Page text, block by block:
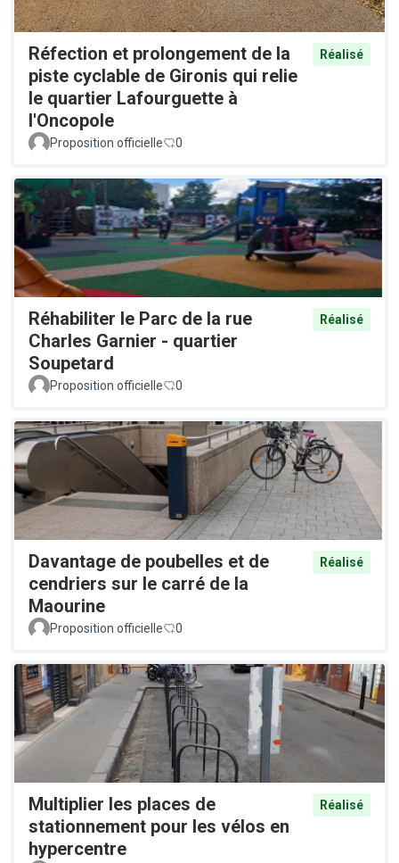
Réfection et prolongement de la
piste cyclable de Gironis qui relie
le quartier Lafourguette à
l'Oncopole
Réalisé
Proposition officielle 0
Réhabiliter le Parc de la rue
Charles Garnier - quartier
Soupetard
Réalisé
Proposition officielle 0
Davantage de poubelles et de
cendriers sur le carré de la
Maourine
Réalisé
Proposition officielle 0
Multiplier les places de
stationnement pour les vélos en
hypercentre
Réalisé